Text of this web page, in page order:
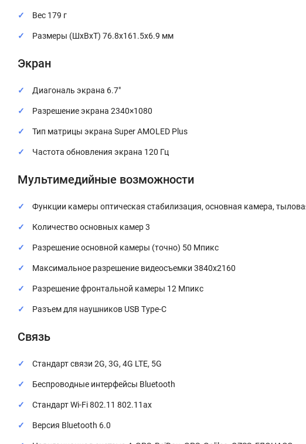
Вес 179 г
Размеры (ШxВxТ) 76.8x161.5x6.9 мм
Экран
Диагональ экрана 6.7"
Разрешение экрана 2340×1080
Тип матрицы экрана Super AMOLED Plus
Частота обновления экрана 120 Гц
Мультимедийные возможности
Функции камеры оптическая стабилизация, основная камера,
Количество основных камер 3
Разрешение основной камеры (точно) 50 Мпикс
Максимальное разрешение видеосъемки 3840x2160
Разрешение фронтальной камеры 12 Мпикс
Разъем для наушников USB Type-C
Связь
Стандарт связи 2G, 3G, 4G LTE, 5G
Беспроводные интерфейсы Bluetooth
Стандарт Wi-Fi 802.11 802.11ax
Версия Bluetooth 6.0